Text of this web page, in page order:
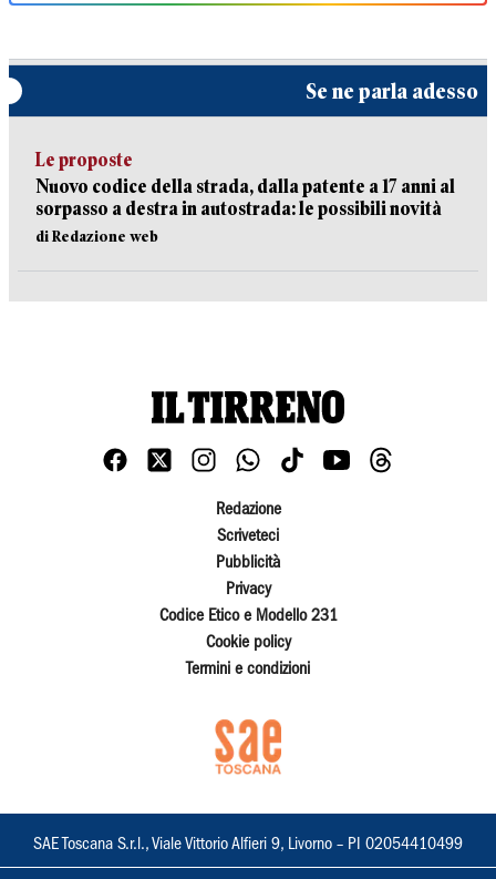
Se ne parla adesso
Le proposte
Nuovo codice della strada, dalla patente a 17 anni al
sorpasso a destra in autostrada: le possibili novità
di Redazione web
Redazione
Scriveteci
Pubblicità
Privacy
Codice Etico e Modello 231
Cookie policy
Termini e condizioni
SAE Toscana S.r.l., Viale Vittorio Alfieri 9, Livorno – PI 02054410499